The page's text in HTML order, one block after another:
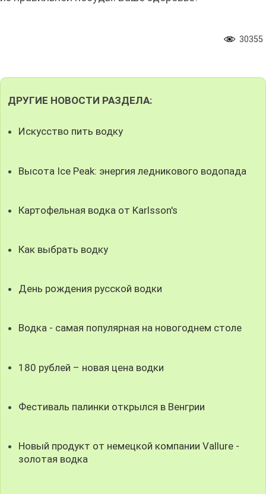
30355
ДРУГИЕ НОВОСТИ РАЗДЕЛА:
Искусство пить водку
Высота Ice Peak: энергия ледникового водопада
Картофельная водка от Karlsson's
Как выбрать водку
День рождения русской водки
Водка - самая популярная на новогоднем столе
180 рублей – новая цена водки
Фестиваль палинки открылся в Венгрии
Новый продукт от немецкой компании Vallure -
золотая водка